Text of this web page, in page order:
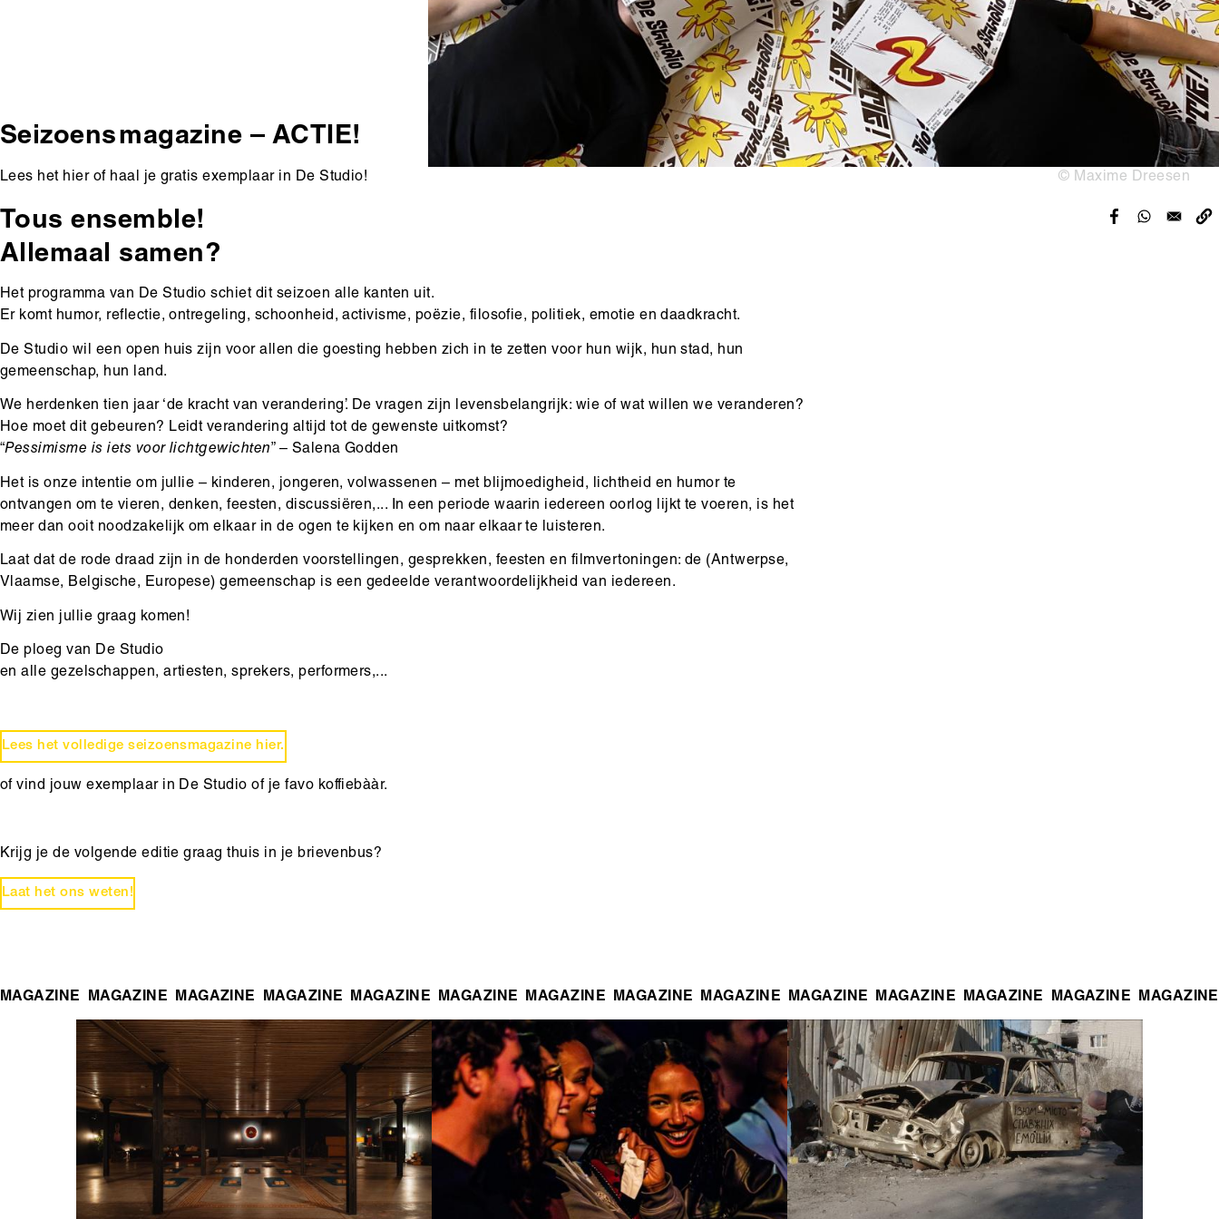
Seizoens magazine – ACTIE!
Lees het hier of haal je gratis exemplaar in De Studio! © Maxime Dreesen
Body
Tous ensemble!
Allemaal samen?
Het programma van De Studio schiet dit seizoen alle kanten uit.
Er komt humor, reflectie, ontregeling, schoonheid, activisme, poëzie, filosofie, politiek, emotie en daadkracht.
De Studio wil een open huis zijn voor allen die goesting hebben zich in te zetten voor hun wijk, hun stad, hun
gemeenschap, hun land.
We herdenken tien jaar ‘de kracht van verandering’. De vragen zijn levensbelangrijk: wie of wat willen we veranderen?
Hoe moet dit gebeuren? Leidt verandering altijd tot de gewenste uitkomst?
“Pessimisme is iets voor lichtgewichten” – Salena Godden
Het is onze intentie om jullie – kinderen, jongeren, volwassenen – met blijmoedigheid, lichtheid en humor te
ontvangen om te vieren, denken, feesten, discussiëren,... In een periode waarin iedereen oorlog lijkt te voeren, is het
meer dan ooit noodzakelijk om elkaar in de ogen te kijken en om naar elkaar te luisteren.
Laat dat de rode draad zijn in de honderden voorstellingen, gesprekken, feesten en filmvertoningen: de (Antwerpse,
Vlaamse, Belgische, Europese) gemeenschap is een gedeelde verantwoordelijkheid van iedereen.
Wij zien jullie graag komen!
De ploeg van De Studio
en alle gezelschappen, artiesten, sprekers, performers,...
Lees het volledige seizoensmagazine hier.
of vind jouw exemplaar in De Studio of je favo koffiebààr.
Krijg je de volgende editie graag thuis in je brievenbus?
Laat het ons weten!
MAGAZINE MAGAZINE MAGAZINE MAGAZINE MAGAZINE MAGAZINE MAGAZINE MAGAZINE MAGAZINE MAGAZINE MAGAZINE MAGAZINE MAGAZINE MAGAZINE